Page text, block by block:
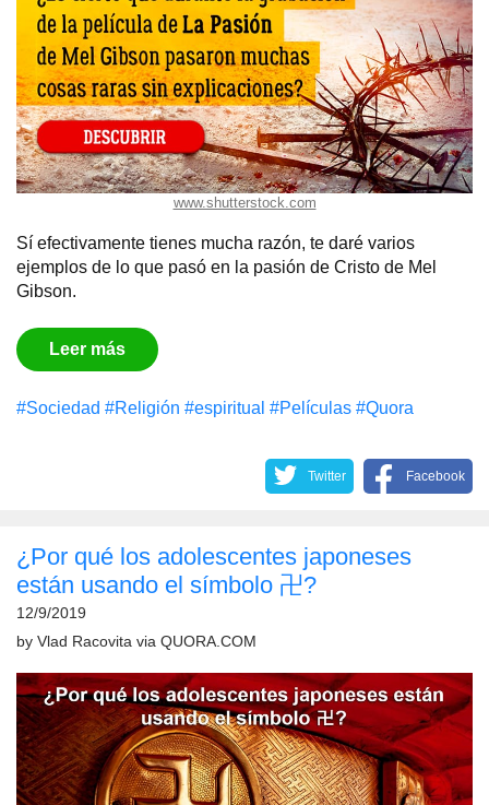
www.shutterstock.com
Sí efectivamente tienes mucha razón, te daré varios
ejemplos de lo que pasó en la pasión de Cristo de Mel
Gibson.
Leer más
#Sociedad #Religión #espiritual #Películas #Quora
Twitter Facebook
¿Por qué los adolescentes japoneses
están usando el símbolo 卍?
12/9/2019
by Vlad Racovita via QUORA.COM